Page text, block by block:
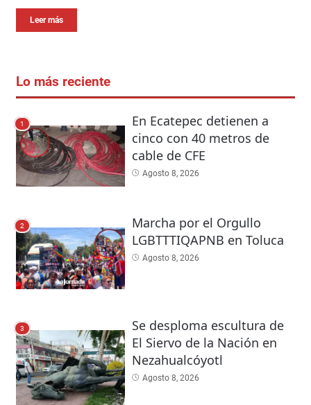
Leer más
Lo más reciente
1
En Ecatepec detienen a
cinco con 40 metros de
cable de CFE
Agosto 8, 2026
2
Marcha por el Orgullo
LGBTTTIQAPNB en Toluca
Agosto 8, 2026
3
Se desploma escultura de
El Siervo de la Nación en
Nezahualcóyotl
Agosto 8, 2026